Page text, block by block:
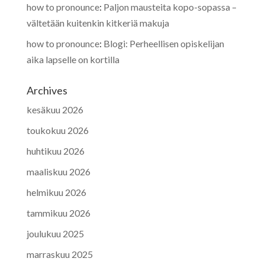
how to pronounce: Paljon mausteita kopo-sopassa –
vältetään kuitenkin kitkeriä makuja
how to pronounce: Blogi: Perheellisen opiskelijan
aika lapselle on kortilla
Archives
kesäkuu 2026
toukokuu 2026
huhtikuu 2026
maaliskuu 2026
helmikuu 2026
tammikuu 2026
joulukuu 2025
marraskuu 2025